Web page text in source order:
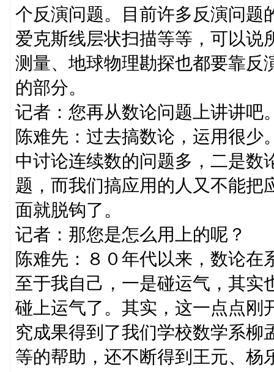
个反演问题。目前许多反演问题
爱克斯线层状扫描等等，可以说
测量、地球物理勘探也都要靠反
的部分。
记者：您再从数论问题上讲讲吧
陈难先：过去搞数论，运用很少
中讨论连续数的问题多，二是数
题，而我们搞应用的人又不能把
面就脱钩了。
记者：那您是怎么用上的呢？
陈难先：８０年代以来，数论在
至于我自己，一是碰运气，其实
碰上运气了。其实，这一点点刚
究成果得到了我们学校数学系柳
等的帮助，还不断得到王元、杨